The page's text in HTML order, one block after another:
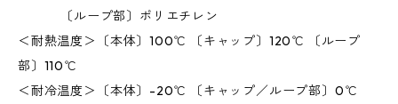
〔ループ部〕ポリエチレン
＜耐熱温度＞〔本体〕100℃ 〔キャップ〕120℃ 〔ループ
部〕110℃
＜耐冷温度＞〔本体〕-20℃ 〔キャップ／ループ部〕0℃